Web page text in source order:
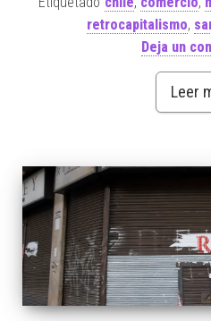
retrocapitalismo,
Deja un
Leer